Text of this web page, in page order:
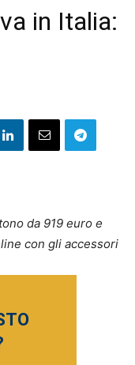
in Italia:
da 919 euro e
con gli accessori